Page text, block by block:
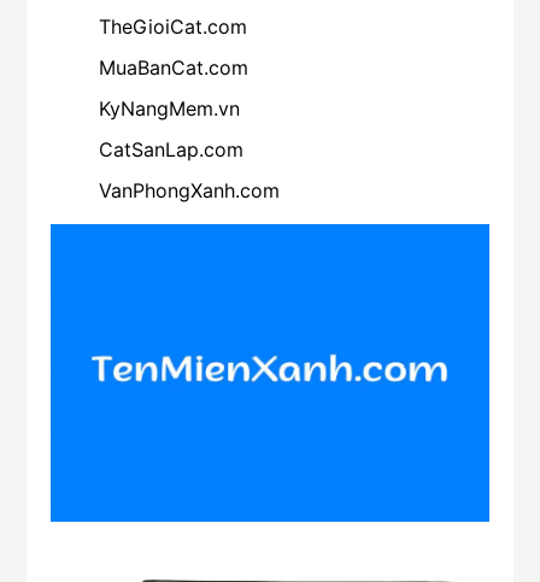
TheGioiCat.com
MuaBanCat.com
KyNangMem.vn
CatSanLap.com
VanPhongXanh.com